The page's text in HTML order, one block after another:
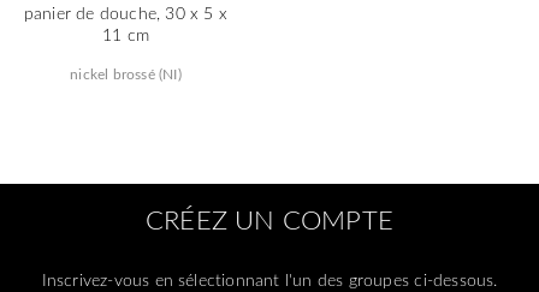
panier de douche, 30 x 5 x
11 cm
nickel brossé (NI)
CRÉEZ UN COMPTE
Inscrivez-vous en sélectionnant l'un des groupes ci-dessous.